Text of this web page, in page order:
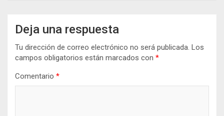
Deja una respuesta
Tu dirección de correo electrónico no será publicada. Los
campos obligatorios están marcados con *
Comentario *